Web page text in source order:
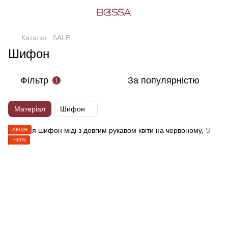
Каталог SALE
Шифон
Фільтр 1 За популярністю
Матеріал Шифон
АКЦІЯ
−50%